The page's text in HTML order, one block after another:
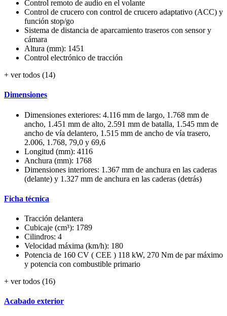
Control remoto de audio en el volante
Control de crucero con control de crucero adaptativo (ACC) y
función stop/go
Sistema de distancia de aparcamiento traseros con sensor y
cámara
Altura (mm): 1451
Control electrónico de tracción
+ ver todos (14)
Dimensiones
Dimensiones exteriores: 4.116 mm de largo, 1.768 mm de
ancho, 1.451 mm de alto, 2.591 mm de batalla, 1.545 mm de
ancho de vía delantero, 1.515 mm de ancho de vía trasero,
2.006, 1.768, 79,0 y 69,6
Longitud (mm): 4116
Anchura (mm): 1768
Dimensiones interiores: 1.367 mm de anchura en las caderas
(delante) y 1.327 mm de anchura en las caderas (detrás)
Ficha técnica
Tracción delantera
Cubicaje (cm³): 1789
Cilindros: 4
Velocidad máxima (km/h): 180
Potencia de 160 CV ( CEE ) 118 kW, 270 Nm de par máximo
y potencia con combustible primario
+ ver todos (16)
Acabado exterior